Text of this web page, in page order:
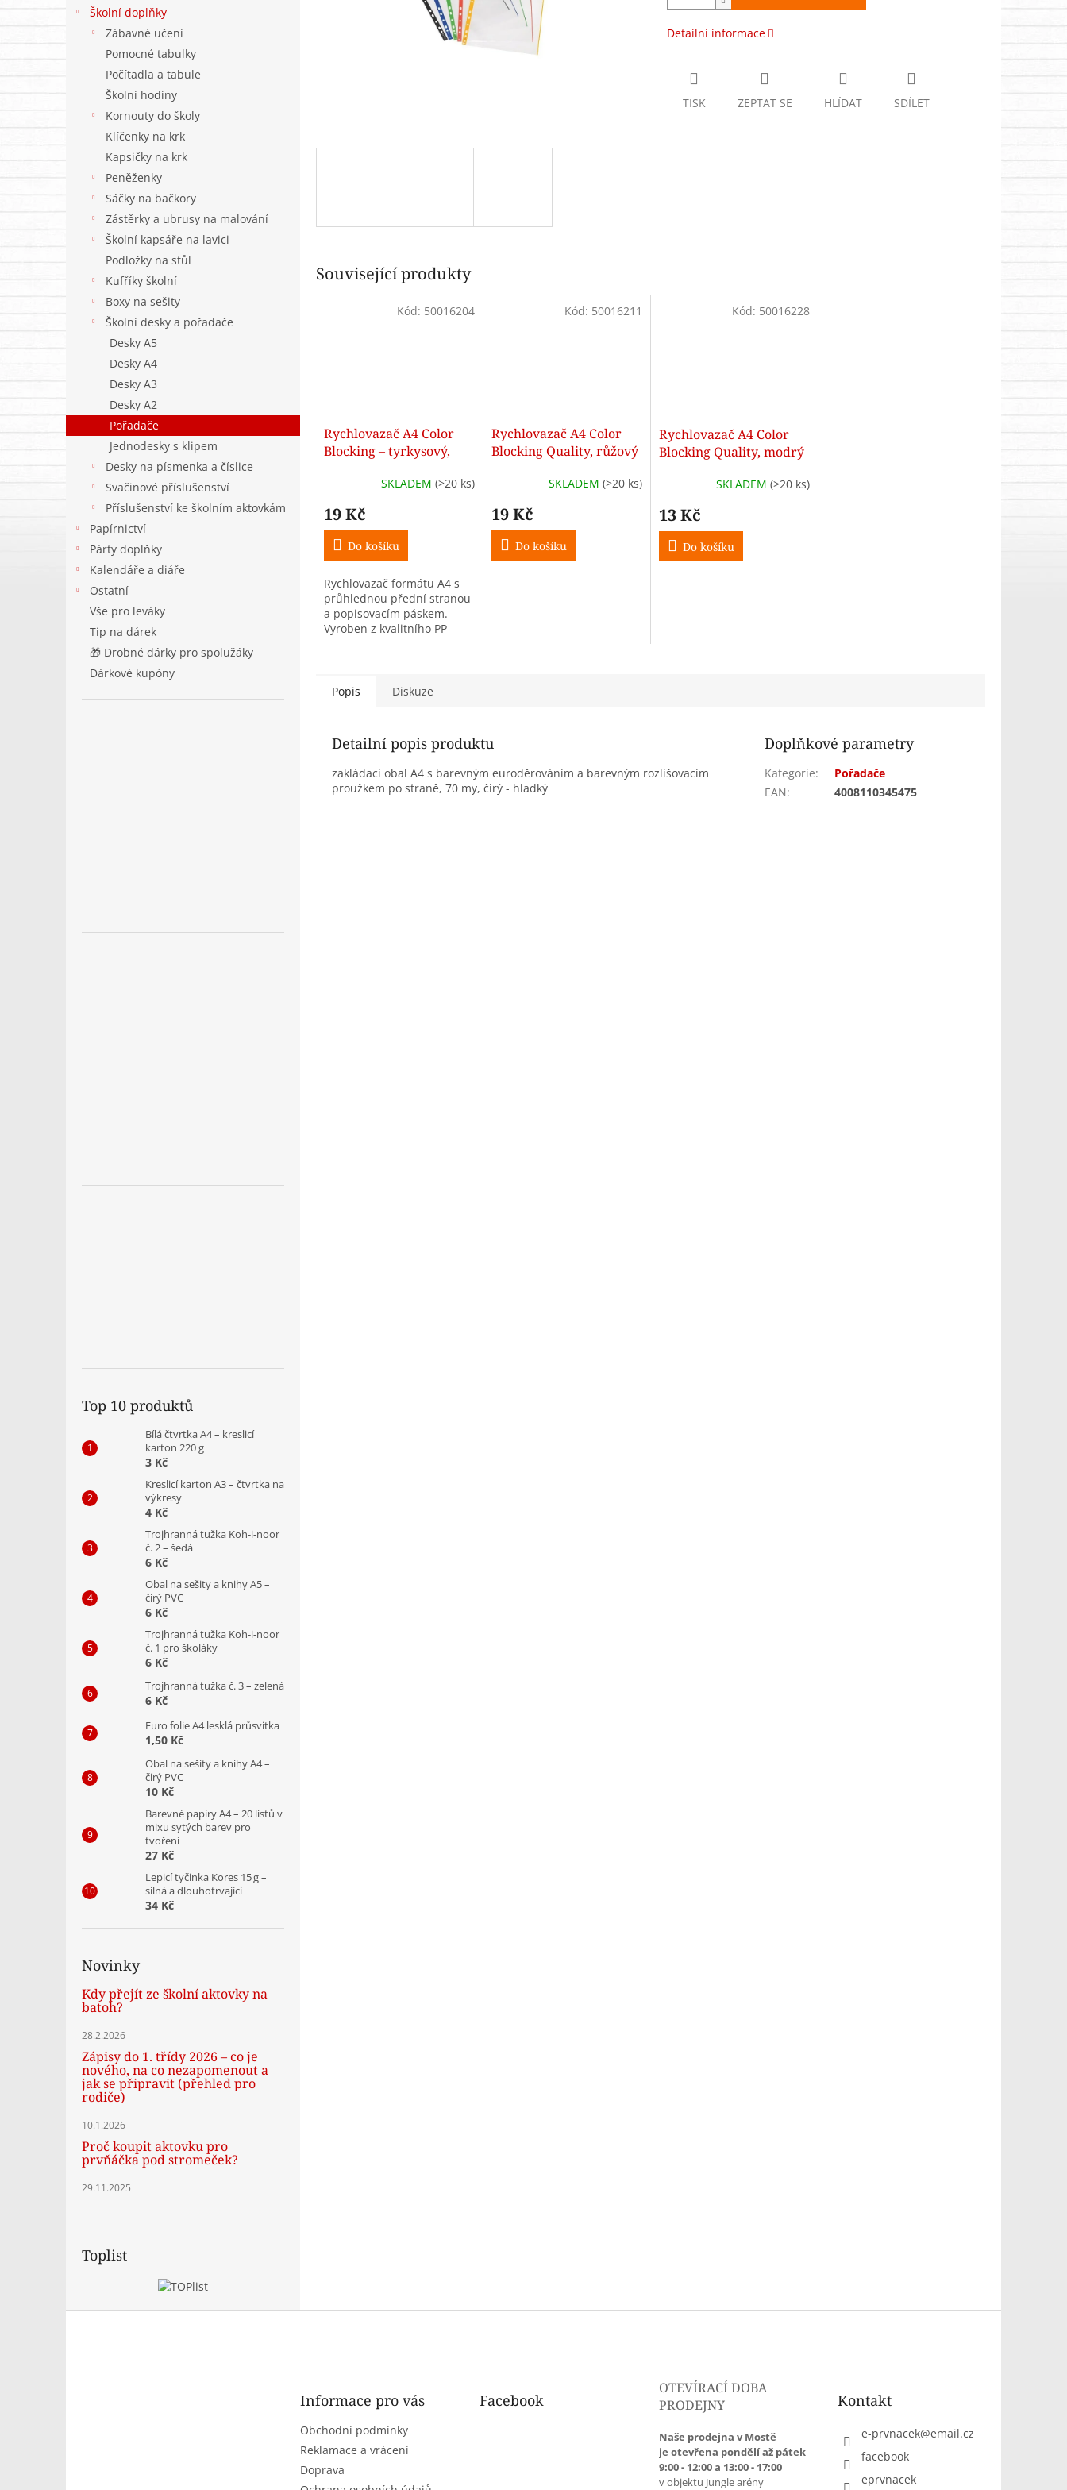
Školní doplňky
Zábavné učení
Pomocné tabulky
Počítadla a tabule
Školní hodiny
Kornouty do školy
Klíčenky na krk
Kapsičky na krk
Peněženky
Sáčky na bačkory
Zástěrky a ubrusy na malování
Školní kapsáře na lavici
Podložky na stůl
Kufříky školní
Boxy na sešity
Školní desky a pořadače
Desky A5
Desky A4
Desky A3
Desky A2
Pořadače
Jednodesky s klipem
Desky na písmenka a číslice
Svačinové příslušenství
Příslušenství ke školním aktovkám
Papírnictví
Párty doplňky
Kalendáře a diáře
Ostatní
Vše pro leváky
Tip na dárek
🎁 Drobné dárky pro spolužáky
Dárkové kupóny
Top 10 produktů
Bílá čtvrtka A4 – kreslicí
karton 220 g
3 Kč
Kreslicí karton A3 – čtvrtka na
výkresy
4 Kč
Trojhranná tužka Koh-i-noor
č. 2 – šedá
6 Kč
Obal na sešity a knihy A5 –
čirý PVC
6 Kč
Trojhranná tužka Koh-i-noor
č. 1 pro školáky
6 Kč
Trojhranná tužka č. 3 – zelená
6 Kč
Euro folie A4 lesklá průsvitka
1,50 Kč
Obal na sešity a knihy A4 –
čirý PVC
10 Kč
Barevné papíry A4 – 20 listů v
mixu sytých barev pro
tvoření
27 Kč
Lepicí tyčinka Kores 15 g –
silná a dlouhotrvající
34 Kč
Novinky
Kdy přejít ze školní aktovky na
batoh?
28.2.2026
Zápisy do 1. třídy 2026 – co je
nového, na co nezapomenout a
jak se připravit (přehled pro
rodiče)
10.1.2026
Proč koupit aktovku pro
prvňáčka pod stromeček?
29.11.2025
Toplist
Detailní informace
TISK ZEPTAT SE HLÍDAT SDÍLET
Související produkty
Rychlovazač A4 Color
Blocking – tyrkysový,
SKLADEM (>20 ks)
19 Kč
Do košíku
Rychlovazač formátu A4 s
průhlednou přední stranou
a popisovacím páskem.
Vyroben z kvalitního PP
Kód: 50016204
Rychlovazač A4 Color
Blocking Quality, růžový
SKLADEM (>20 ks)
19 Kč
Do košíku
Kód: 50016211
Rychlovazač A4 Color
Blocking Quality, modrý
SKLADEM(>20 ks)
13 Kč
Do košíku
Kód: 50016228
Popis Diskuze
Detailní popis produktu
zakládací obal A4 s barevným euroděrováním a barevným rozlišovacím
proužkem po straně, 70 my, čirý - hladký
Doplňkové parametry
Kategorie:
Pořadače
EAN: 4008110345475
Informace pro vás
Obchodní podmínky
Reklamace a vrácení
Doprava
Facebook
OTEVÍRACÍ DOBA
PRODEJNY
Naše prodejna v Mostě
je otevřena pondělí až pátek
9:00 - 12:00 a 13:00 - 17:00
v objektu Jungle arény
Kontakt
e-prvnacek@email.cz
facebook
eprvnacek